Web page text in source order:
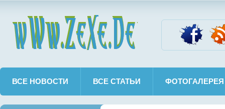
ВСЕ НОВОСТИ ВСЕ СТАТЬИ ФОТОГАЛЕРЕЯ